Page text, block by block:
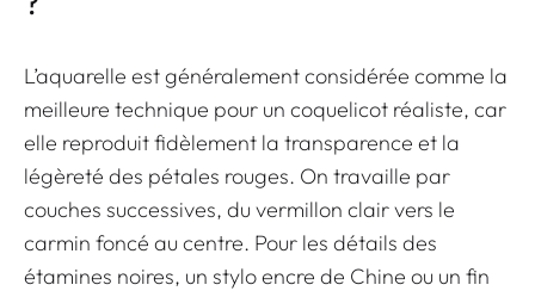
L’aquarelle est généralement considérée comme la
meilleure technique pour un coquelicot réaliste, car
elle reproduit fidèlement la transparence et la
légèreté des pétales rouges. On travaille par
couches successives, du vermillon clair vers le
carmin foncé au centre. Pour les détails des
étamines noires, un stylo encre de Chine ou un fin